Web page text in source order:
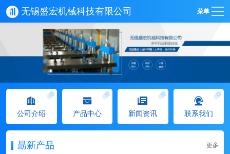
无锡盛宏机械科技有限公司 菜单
公司介绍 产品中心 新闻资讯 联系我们
朂新产品 更多